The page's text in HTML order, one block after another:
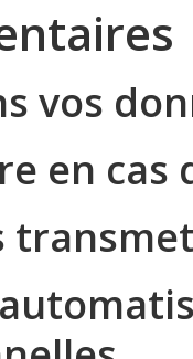
vos
en cas